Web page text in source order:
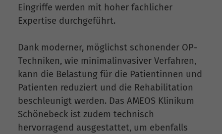
Eingriffe werden mit hoher fachlicher
Expertise durchgeführt.
Dank moderner, möglichst schonender OP-
Techniken, wie minimalinvasiver Verfahren,
kann die Belastung für die Patientinnen und
Patienten reduziert und die Rehabilitation
beschleunigt werden. Das AMEOS Klinikum
Schönebeck ist zudem technisch
hervorragend ausgestattet, um ebenfalls